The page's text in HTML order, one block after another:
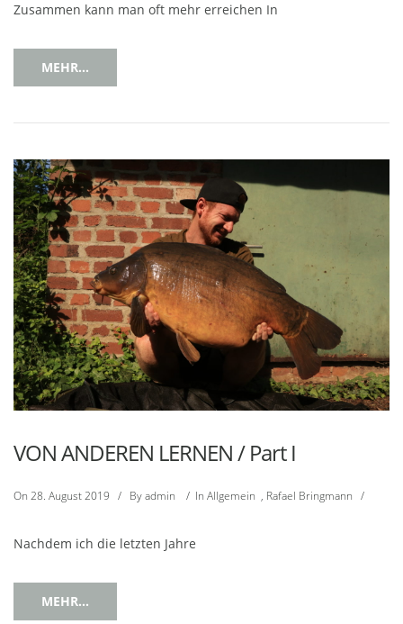
Zusammen kann man oft mehr erreichen In
MEHR...
VON ANDEREN LERNEN / Part I
On 28. August 2019 / Byadmin / In Allgemein , Rafael Bringmann /
Nachdem ich die letzten Jahre
MEHR...